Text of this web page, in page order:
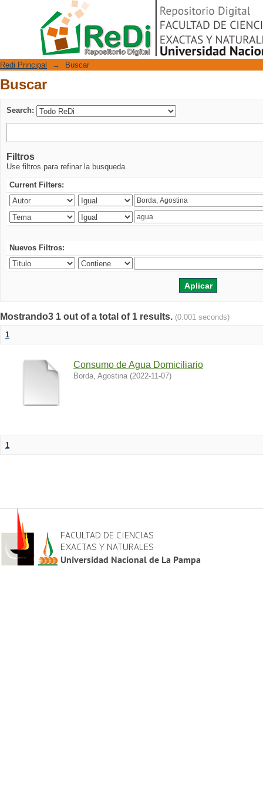
Repositorio Digital
Redi Principal → Buscar
Buscar
Search:
Filtros
Use filtros para refinar la busqueda.
Current Filters:
Nuevos Filtros:
Mostrando3 1 out of a total of 1 results. (0.001 seconds)
1
Consumo de Agua Domiciliario
Borda, Agostina (2022-11-07)
1